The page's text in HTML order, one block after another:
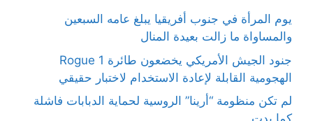
يوم المرأة في جنوب أفريقيا يبلغ عامه السبعين
والمساواة ما زالت بعيدة المنال
جنود الجيش الأمريكي يخضعون طائرة Rogue 1
الهجومية القابلة لإعادة الاستخدام لاختبار حقيقي
لم تكن منظومة “أرينا” الروسية لحماية الدبابات فاشلة
كما بدت